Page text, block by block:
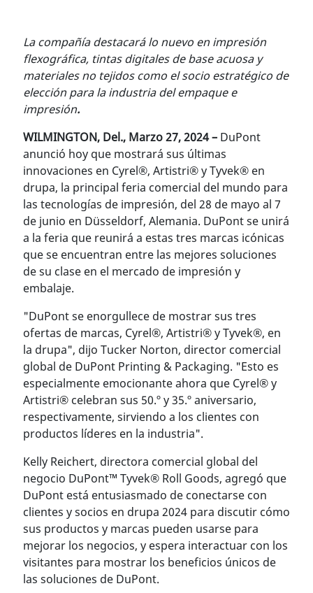
La compañía destacará lo nuevo en impresión
flexográfica, tintas digitales de base acuosa y
materiales no tejidos como el socio estratégico de
elección para la industria del empaque e
impresión.
WILMINGTON, Del., Marzo 27, 2024 – DuPont
anunció hoy que mostrará sus últimas
innovaciones en Cyrel®, Artistri® y Tyvek® en
drupa, la principal feria comercial del mundo para
las tecnologías de impresión, del 28 de mayo al 7
de junio en Düsseldorf, Alemania. DuPont se unirá
a la feria que reunirá a estas tres marcas icónicas
que se encuentran entre las mejores soluciones
de su clase en el mercado de impresión y
embalaje.
"DuPont se enorgullece de mostrar sus tres
ofertas de marcas, Cyrel®, Artistri® y Tyvek®, en
la drupa", dijo Tucker Norton, director comercial
global de DuPont Printing & Packaging. "Esto es
especialmente emocionante ahora que Cyrel® y
Artistri® celebran sus 50.º y 35.º aniversario,
respectivamente, sirviendo a los clientes con
productos líderes en la industria".
Kelly Reichert, directora comercial global del
negocio DuPont™ Tyvek® Roll Goods, agregó que
DuPont está entusiasmado de conectarse con
clientes y socios en drupa 2024 para discutir cómo
sus productos y marcas pueden usarse para
mejorar los negocios, y espera interactuar con los
visitantes para mostrar los beneficios únicos de
las soluciones de DuPont.